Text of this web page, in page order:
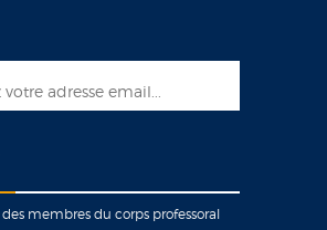
membres du corps professoral